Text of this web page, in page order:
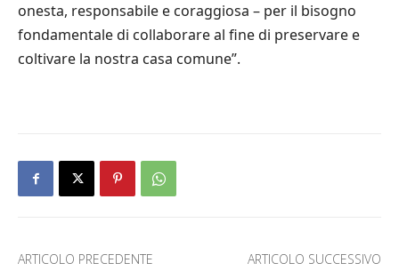
onesta, responsabile e coraggiosa – per il bisogno
fondamentale di collaborare al fine di preservare e
coltivare la nostra casa comune”.
ARTICOLO PRECEDENTE ARTICOLO SUCCESSIVO